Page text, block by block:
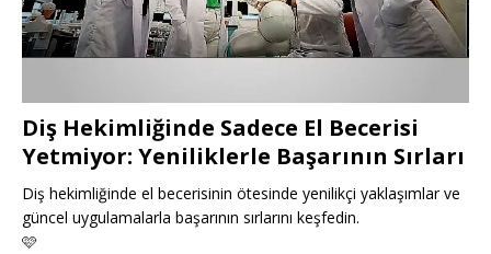
Diş Hekimliğinde Sadece El Becerisi
Yetmiyor: Yeniliklerle Başarının Sırları
Diş hekimliğinde el becerisinin ötesinde yenilikçi yaklaşımlar ve
güncel uygulamalarla başarının sırlarını keşfedin.
🩷